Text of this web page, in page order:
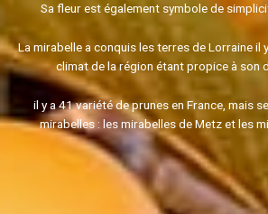
Sa fleur est également symbole de
La mirabelle a conquis les terres de Lorraine il
climat de la région étant propice à son
il y a 41 variété de prunes en France, mais
mirabelles : les mirabelles de Metz et les